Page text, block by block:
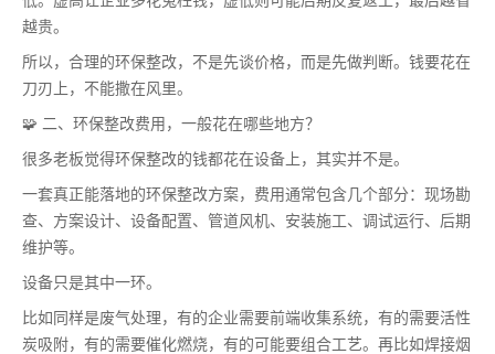
越贵。
所以，合理的环保整改，不是先谈价格，而是先做判断。钱要花在
刀刃上，不能撒在风里。
🧩 二、环保整改费用，一般花在哪些地方？
很多老板觉得环保整改的钱都花在设备上，其实并不是。
一套真正能落地的环保整改方案，费用通常包含几个部分：现场勘
查、方案设计、设备配置、管道风机、安装施工、调试运行、后期
维护等。
设备只是其中一环。
比如同样是废气处理，有的企业需要前端收集系统，有的需要活性
炭吸附，有的需要催化燃烧，有的可能要组合工艺。再比如焊接烟